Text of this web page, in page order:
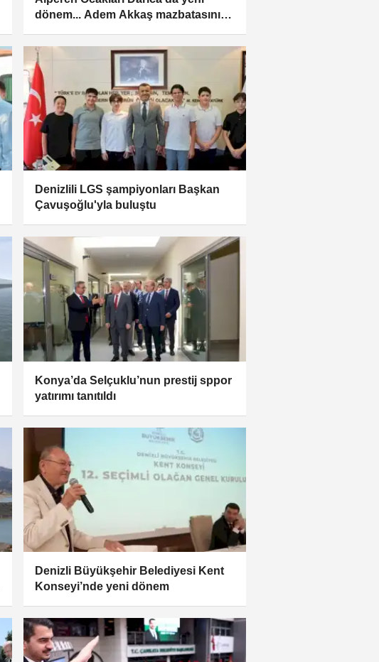
dönem... Adem Akkaş mazbatasını
Denizlili LGS şampiyonları Başkan
Çavuşoğlu'yla buluştu
Konya’da Selçuklu’nun prestij sppor
yatırımı tanıtıldı
Denizli Büyükşehir Belediyesi Kent
Konseyi’nde yeni dönem